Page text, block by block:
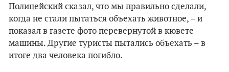
Полицейский сказал, что мы правильно сделали,
когда не стали пытаться объехать животное, – и
показал в газете фото перевернутой в кювете
машины. Другие туристы пытались объехать – в
итоге два человека погибло.